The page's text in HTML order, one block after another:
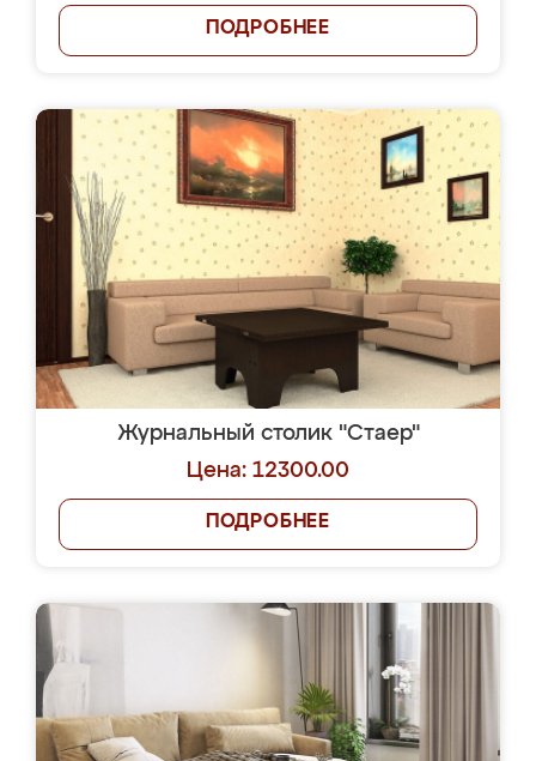
ПОДРОБНЕЕ
Журнальный столик "Стаер"
Цена: 12300.00
ПОДРОБНЕЕ